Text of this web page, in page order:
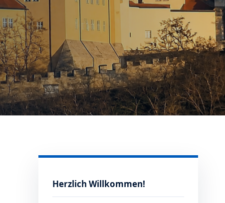
Herzlich Willkommen!